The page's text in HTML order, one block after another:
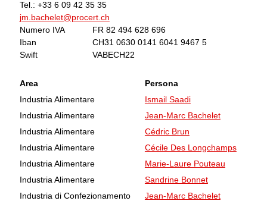
Tel.: +33 6 09 42 35 35
jm.bachelet@procert.ch
Numero IVA
FR 82 494 628 696
Iban
CH31 0630 0141 6041 9467 5
Swift
VABECH22
Area
Persona
Industria Alimentare
Ismail Saadi
Industria Alimentare
Jean-Marc Bachelet
Industria Alimentare
Cédric Brun
Industria Alimentare
Cécile Des Longchamps
Industria Alimentare
Marie-Laure Pouteau
Industria Alimentare
Sandrine Bonnet
Industria di Confezionamento
Jean-Marc Bachelet